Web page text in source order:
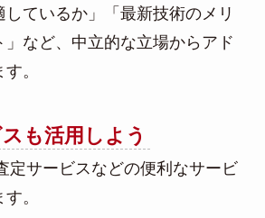
ているか」「最新技術のメリ
」など、中立的な立場からアド
。
も活用しよう
定サービスなどの便利なサービ
。